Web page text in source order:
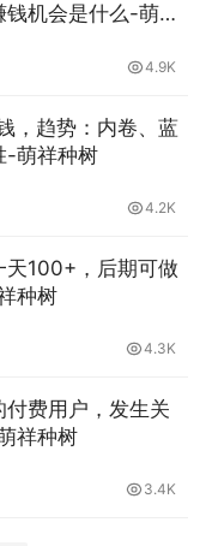
机会是什么-萌祥
4.9K
，趋势：内卷、蓝
-萌祥种树
4.2K
天100+，后期可做
种树
4.3K
费用户，发生关
祥种树
3.4K